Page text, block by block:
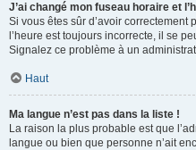
J’ai changé mon fuseau horaire et
Si vous êtes sûr d’avoir correctement
l’heure est toujours incorrecte, il se
Signalez ce problème à un
Haut
Ma langue n’est pas dans la liste !
La raison la plus probable est que
langue ou bien que personne n’ait